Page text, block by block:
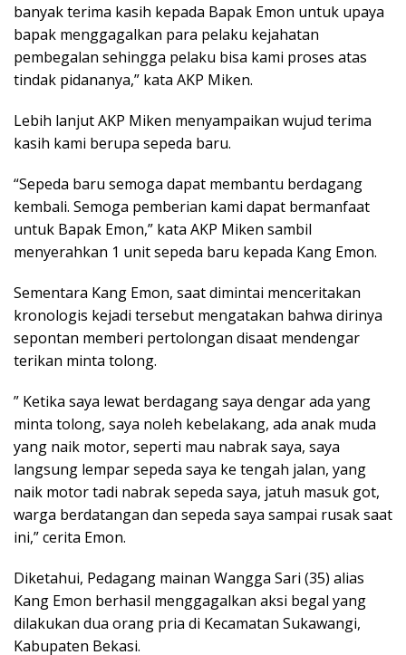
banyak terima kasih kepada Bapak Emon untuk upaya
bapak menggagalkan para pelaku kejahatan
pembegalan sehingga pelaku bisa kami proses atas
tindak pidananya,” kata AKP Miken.
Lebih lanjut AKP Miken menyampaikan wujud terima
kasih kami berupa sepeda baru.
“Sepeda baru semoga dapat membantu berdagang
kembali. Semoga pemberian kami dapat bermanfaat
untuk Bapak Emon,” kata AKP Miken sambil
menyerahkan 1 unit sepeda baru kepada Kang Emon.
Sementara Kang Emon, saat dimintai menceritakan
kronologis kejadi tersebut mengatakan bahwa dirinya
sepontan memberi pertolongan disaat mendengar
terikan minta tolong.
” Ketika saya lewat berdagang saya dengar ada yang
minta tolong, saya noleh kebelakang, ada anak muda
yang naik motor, seperti mau nabrak saya, saya
langsung lempar sepeda saya ke tengah jalan, yang
naik motor tadi nabrak sepeda saya, jatuh masuk got,
warga berdatangan dan sepeda saya sampai rusak saat
ini,” cerita Emon.
Diketahui, Pedagang mainan Wangga Sari (35) alias
Kang Emon berhasil menggagalkan aksi begal yang
dilakukan dua orang pria di Kecamatan Sukawangi,
Kabupaten Bekasi.